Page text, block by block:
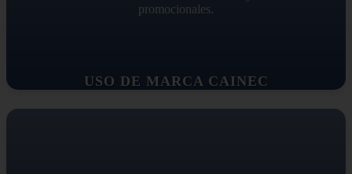
USO DE MARCA CAINEC
promocionales.